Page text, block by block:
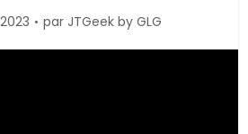
par JTGeek by GLG